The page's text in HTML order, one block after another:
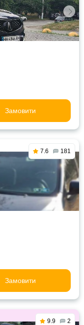
Замовити
7.6 181
Замовити
9.9 2